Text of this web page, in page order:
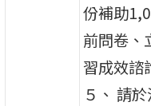
份補助
前問卷、
習成效諮
５、 請